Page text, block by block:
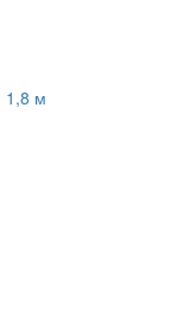
1,8 м